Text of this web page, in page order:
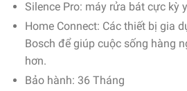
Silence Pro: máy rửa bát cực kỳ
Home Connect: Các thiết bị gia
Bosch để giúp cuộc sống hàng
hơn.
Bảo hành: 36 Tháng